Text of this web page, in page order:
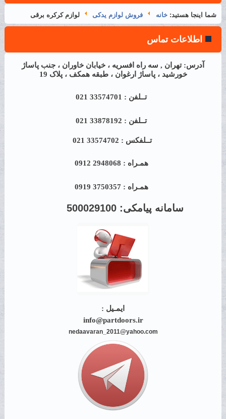
شما اینجا هستید:خانه فروش لوازم یدکی لوازم کرکره برقی
اطلاعات تماس
آدرس: تهران , سه راه افسریه ، خیابان خاوران ، جنب پاساژ
خورشید ، پاساژ ارغوان ، طبقه همکف ، پلاک 19
تــلفن : 33574701 021
تــلفن : 33878192 021
تــلفکس : 33574702 021
همـراه : 2948068 0912
همـراه : 3750357 0919
سامانه پیامکی: 500029100
ایمـیل :
info@partdoors.ir
nedaavaran_2011@yahoo.com